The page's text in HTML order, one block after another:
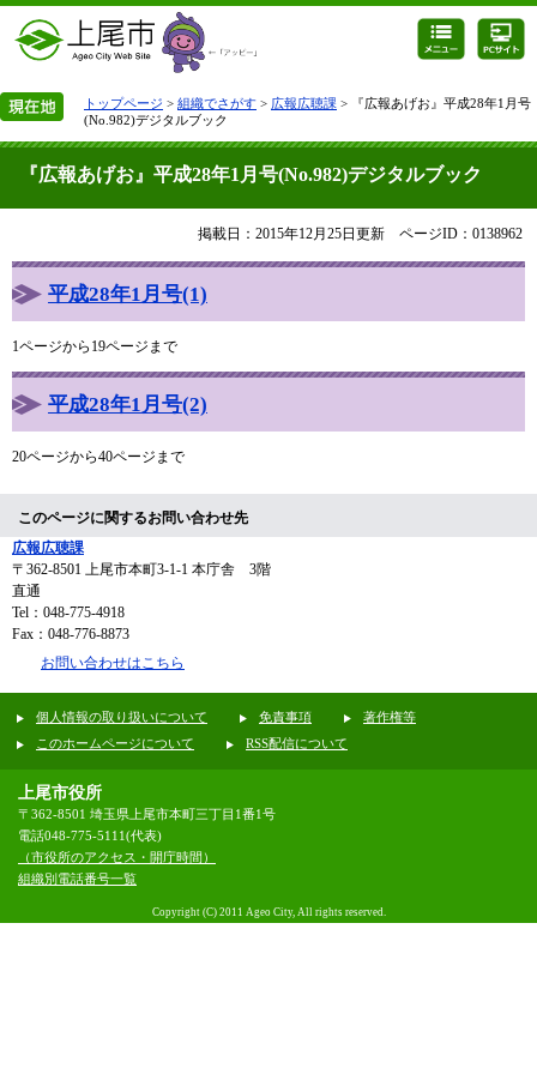
トップページ > 組織でさがす > 広報広聴課 > 『広報あげお』平成28年1月号
(No.982)デジタルブック
『広報あげお』平成28年1月号(No.982)デジタルブック
掲載日：2015年12月25日更新 ページID：0138962
平成28年1月号(1)
1ページから19ページまで
平成28年1月号(2)
20ページから40ページまで
このページに関するお問い合わせ先
広報広聴課
〒362-8501 上尾市本町3-1-1 本庁舎 3階
直通
Tel：048-775-4918
Fax：048-776-8873
お問い合わせはこちら
個人情報の取り扱いについて 免責事項
著作権等
このホームページについて
RSS配信について
上尾市役所
〒362-8501 埼玉県上尾市本町三丁目1番1号
電話048-775-5111(代表)
（市役所のアクセス・開庁時間）
組織別電話番号一覧
Copyright (C) 2011 Ageo City, All rights reserved.